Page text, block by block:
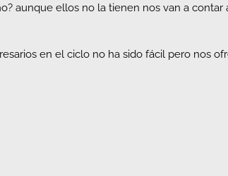
aunque ellos no la tienen nos van a
en el ciclo no ha sido fácil pero nos